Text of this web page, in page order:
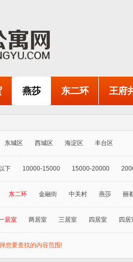
燕莎 东二环 王府
东城区 西城区 海淀区 丰台区
下 10000-15000 15000-20000
东二环 金融街 中关村 燕莎 丽
居室 两居室 三居室 四居室 四居
您要查找的内容范围!